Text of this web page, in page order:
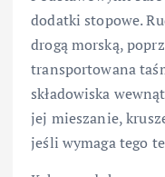
dodatki stopowe.
drogą morską,
transportowana
składowiska
jej mieszanie,
jeśli wymaga tego